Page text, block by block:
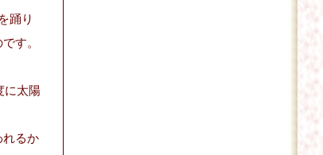
踊り
す。
に太陽
れるか